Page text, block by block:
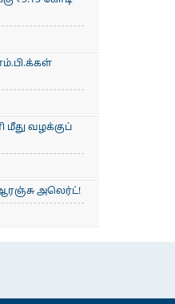
மீது வழக்குப்
அலெர்ட்!